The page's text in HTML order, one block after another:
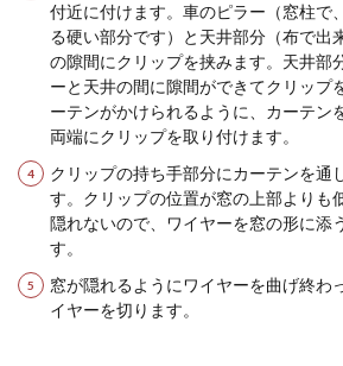
付近に付けます。車のピラー（窓柱で
る硬い部分です）と天井部分（布で出
の隙間にクリップを挟みます。天井部
ーと天井の間に隙間ができてクリップ
ーテンがかけられるように、カーテン
両端にクリップを取り付けます。
クリップの持ち手部分にカーテンを通
す。クリップの位置が窓の上部よりも
隠れないので、ワイヤーを窓の形に添
す。
窓が隠れるようにワイヤーを曲げ終わ
イヤーを切ります。